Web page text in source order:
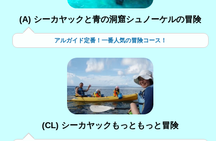
(A) シーカヤックと青の洞窟シュノーケルの冒険
アルガイド定番！一番人気の冒険コース！
(CL) シーカヤックもっともっと冒険